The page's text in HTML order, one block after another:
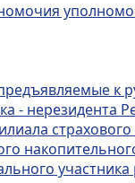
к
- нерезидента